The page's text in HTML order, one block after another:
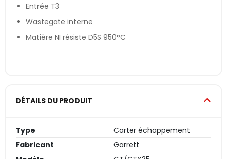
Entrée T3
Wastegate interne
Matière NI résiste D5S 950°C
DÉTAILS DU PRODUIT
Type
Carter échappement
Fabricant
Garrett